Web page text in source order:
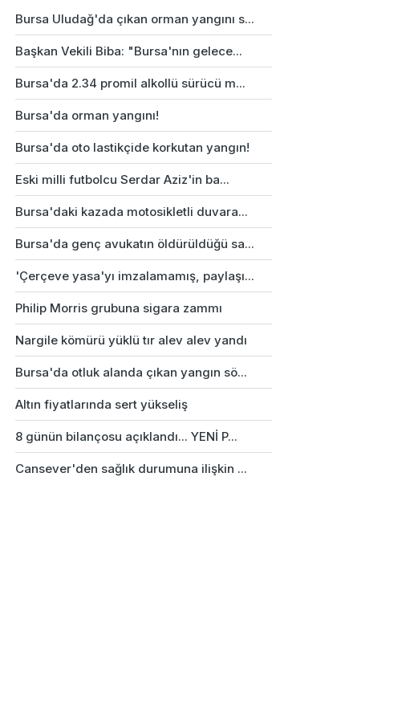
Bursa Uludağ'da çıkan orman yangını s...
Başkan Vekili Biba: "Bursa'nın gelece...
Bursa'da 2.34 promil alkollü sürücü m...
Bursa'da orman yangını!
Bursa'da oto lastikçide korkutan yangın!
Eski milli futbolcu Serdar Aziz'in ba...
Bursa'daki kazada motosikletli duvara...
Bursa'da genç avukatın öldürüldüğü sa...
'Çerçeve yasa'yı imzalamamış, paylaşı...
Philip Morris grubuna sigara zammı
Nargile kömürü yüklü tır alev alev yandı
Bursa'da otluk alanda çıkan yangın sö...
Altın fiyatlarında sert yükseliş
8 günün bilançosu açıklandı... YENİ P...
Cansever'den sağlık durumuna ilişkin ...